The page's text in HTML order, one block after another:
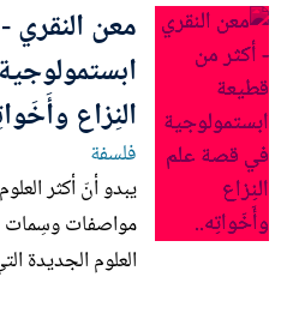
إ
ن
ش
ا
ء
معن
النِزاع
فلسفة
يبدو أنّ أكثر
مواصفات وسِمات
العلوم الجديدة